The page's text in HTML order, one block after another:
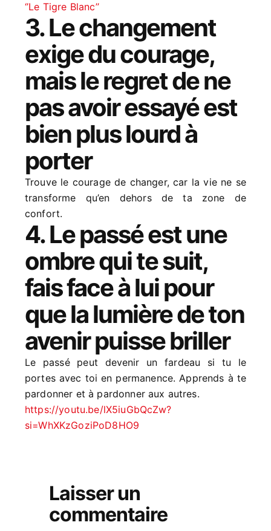
‘’Le Tigre Blanc’’
3. Le changement
exige du courage,
mais le regret de ne
pas avoir essayé est
bien plus lourd à
porter
Trouve le courage de changer, car la vie ne se
transforme qu’en dehors de ta zone de
confort.
4. Le passé est une
ombre qui te suit,
fais face à lui pour
que la lumière de ton
avenir puisse briller
Le passé peut devenir un fardeau si tu le
portes avec toi en permanence. Apprends à te
pardonner et à pardonner aux autres.
https://youtu.be/lX5iuGbQcZw?
si=WhXKzGoziPoD8HO9
Laisser un
commentaire